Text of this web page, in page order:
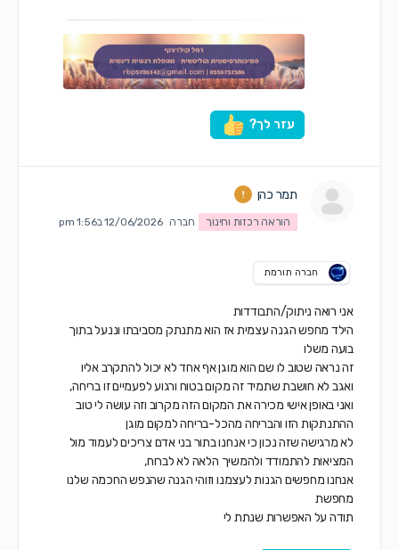
עזר לך?
תמר כהן
הוראה רכזות וחינוך חברה 12/06/2026 ב1:56 pm
חברה תורמת
אני רואה ניתוק/התבודדות
הילד מחפש הגנה עצמית אז הוא מתנתק מסביבתו וננעל בתוך
בועה משלו
זה נראה שטוב לו שם הוא מוגן אף אחד לא יכול להתקרב אליו
ואגב לא חושבת שתמיד זה מקום בטוח ורגוע לפעמיים זו בריחה,
ואני באופן אישי מכירה את המקום הזה מקרוב וזה עושה לי טוב
ההתנתקות הזו והבריחה מהכל-בריחה למקום מוגן
לא מרגישה שזה נכון כי אנחנו בתור בני אדם צריכים לעמוד מול
המציאות להתמודד ולהמשיך הלאה לא לברוח,
אנחנו מחפשים הגנות לעצמנו וזוהי הגנה שהנפש החכמה שלנו
מחפשת
תודה על האפשרות שנתת לי